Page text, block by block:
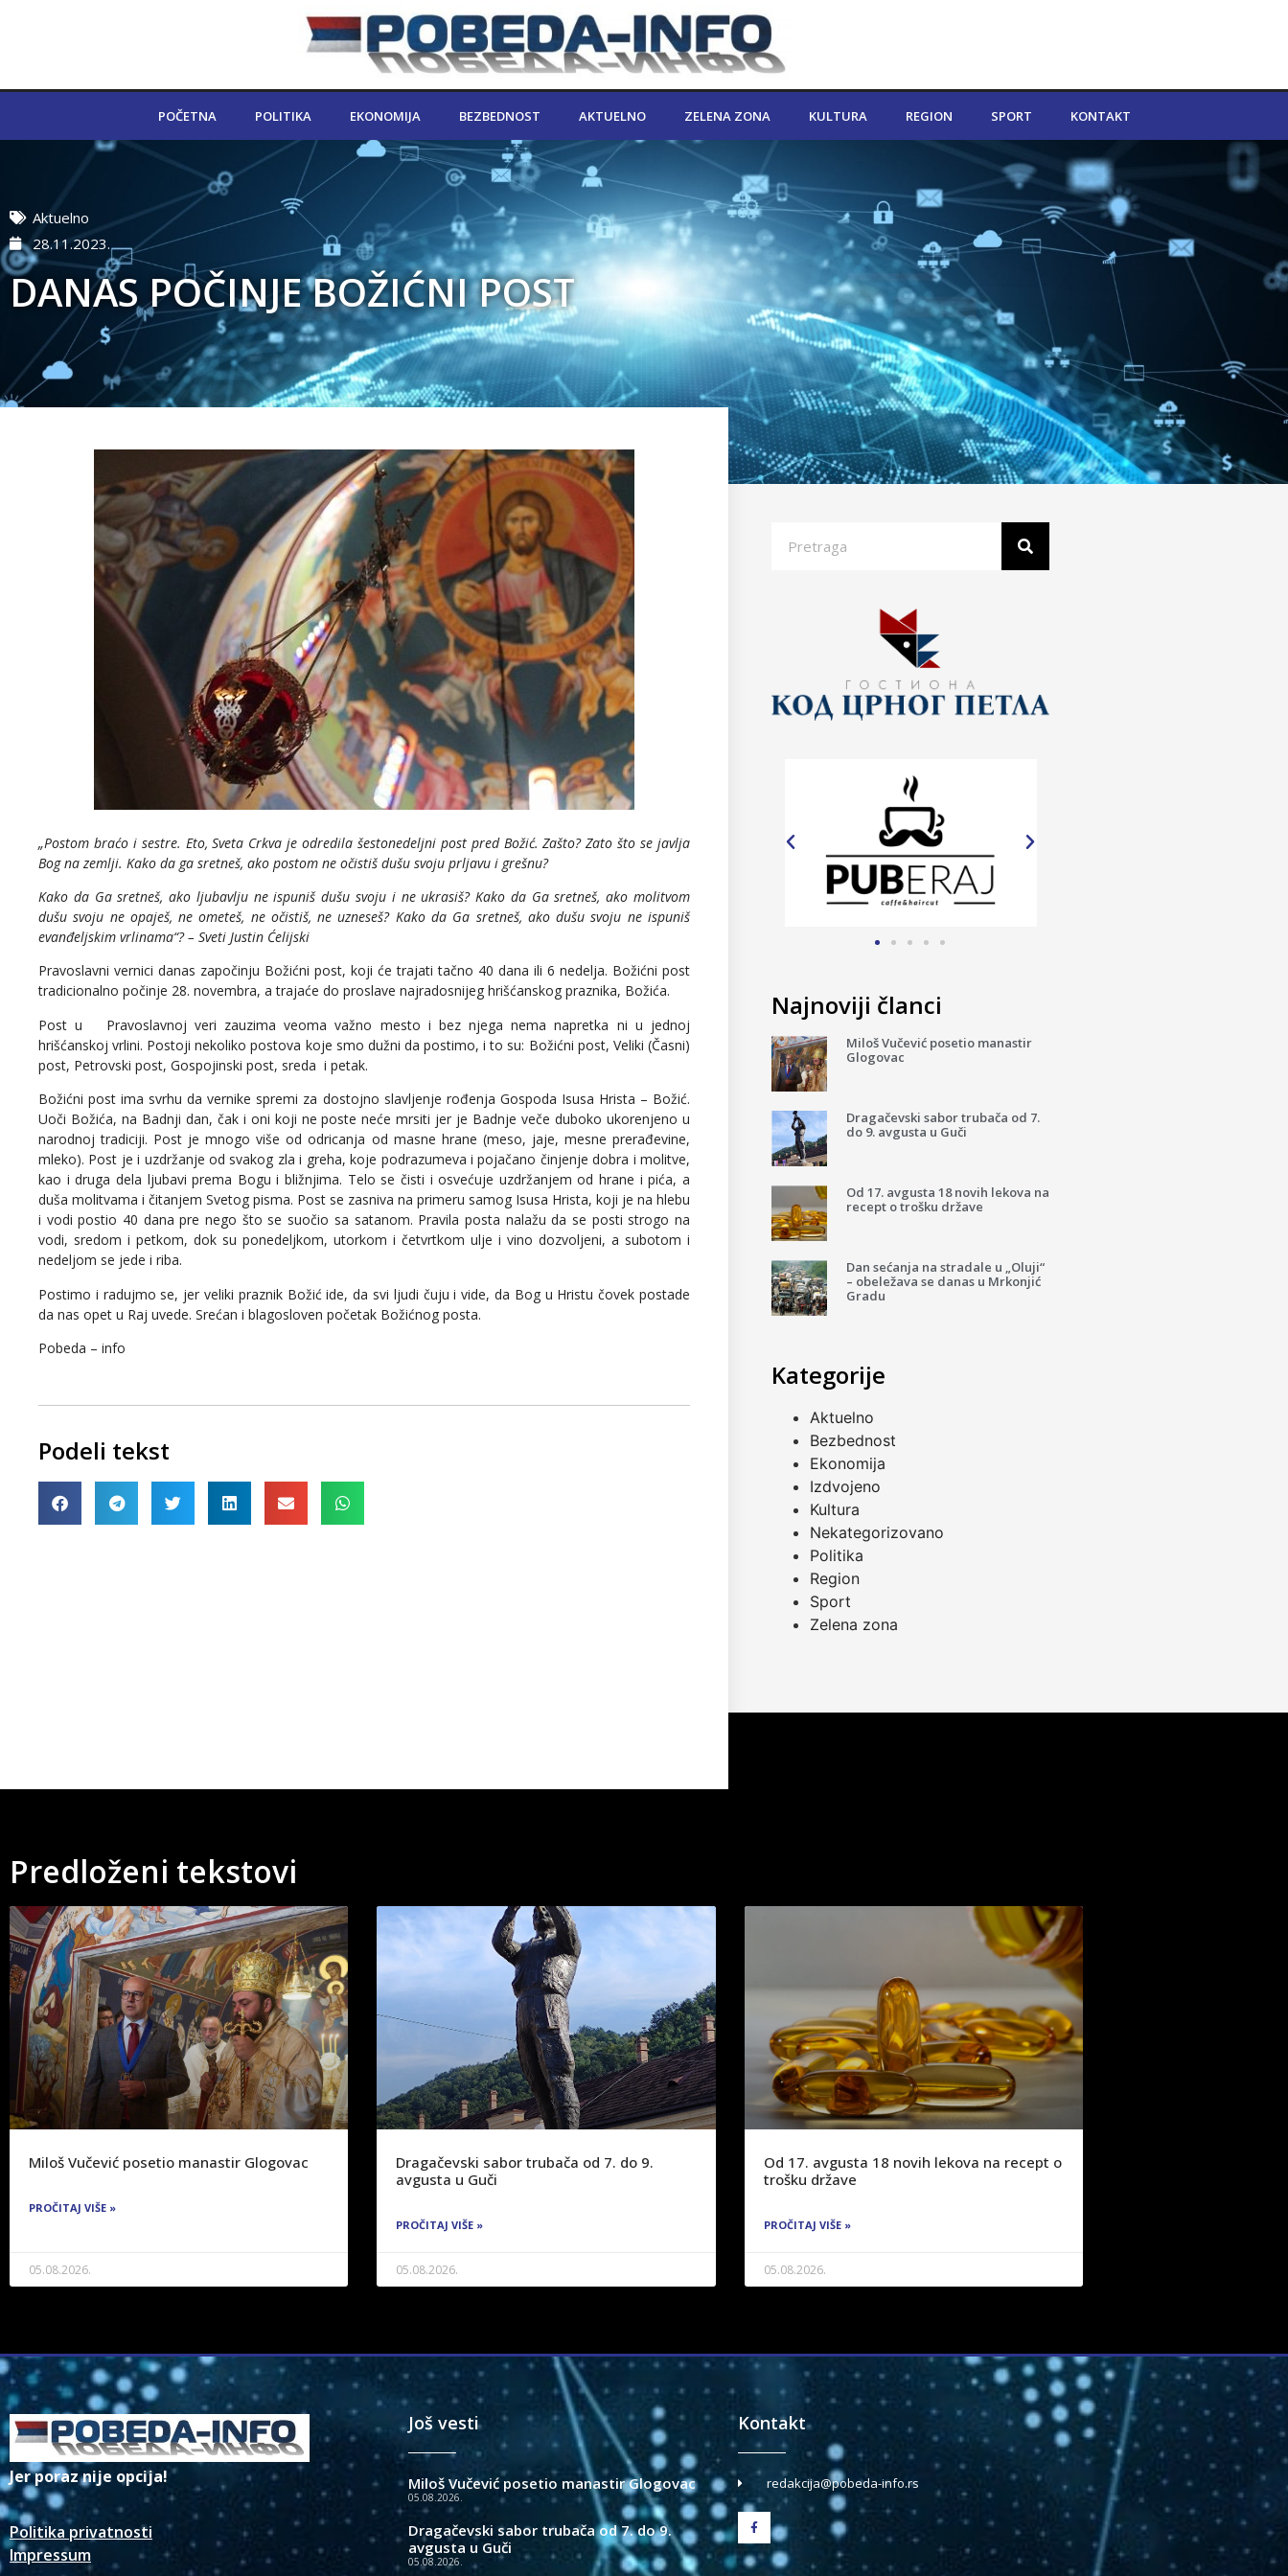
POČETNA POLITIKA EKONOMIJA BEZBEDNOST AKTUELNO ZELENA ZONA KULTURA REGION SPORT KONTAKT
Aktuelno
28.11.2023.
DANAS POČINJE BOŽIĆNI POST
„Postom braćo i sestre. Eto, Sveta Crkva je odredila šestonedeljni post pred Božić. Zašto? Zato što se javlja
Bog na zemlji. Kako da ga sretneš, ako postom ne očistiš dušu svoju prljavu i grešnu?
Kako da Ga sretneš, ako ljubavlju ne ispuniš dušu svoju i ne ukrasiš? Kako da Ga sretneš, ako molitvom
dušu svoju ne opaješ, ne ometeš, ne očistiš, ne uzneseš? Kako da Ga sretneš, ako dušu svoju ne ispuniš
evanđeljskim vrlinama“? – Sveti Justin Ćelijski
Pravoslavni vernici danas započinju Božićni post, koji će trajati tačno 40 dana ili 6 nedelja. Božićni post
tradicionalno počinje 28. novembra, a trajaće do proslave najradosnijeg hrišćanskog praznika, Božića.
Post u Pravoslavnoj veri zauzima veoma važno mesto i bez njega nema napretka ni u jednoj
hrišćanskoj vrlini. Postoji nekoliko postova koje smo dužni da postimo, i to su: Božićni post, Veliki (Časni)
post, Petrovski post, Gospojinski post, sreda i petak.
Božićni post ima svrhu da vernike spremi za dostojno slavljenje rođenja Gospoda Isusa Hrista – Božić.
Uoči Božića, na Badnji dan, čak i oni koji ne poste neće mrsiti jer je Badnje veče duboko ukorenjeno u
narodnoj tradiciji. Post je mnogo više od odricanja od masne hrane (meso, jaje, mesne prerađevine,
mleko). Post je i uzdržanje od svakog zla i greha, koje podrazumeva i pojačano činjenje dobra i molitve,
kao i druga dela ljubavi prema Bogu i bližnjima. Telo se čisti i osvećuje uzdržanjem od hrane i pića, a
duša molitvama i čitanjem Svetog pisma. Post se zasniva na primeru samog Isusa Hrista, koji je na hlebu
i vodi postio 40 dana pre nego što se suočio sa satanom. Pravila posta nalažu da se posti strogo na
vodi, sredom i petkom, dok su ponedeljkom, utorkom i četvrtkom ulje i vino dozvoljeni, a subotom i
nedeljom se jede i riba.
Postimo i radujmo se, jer veliki praznik Božić ide, da svi ljudi čuju i vide, da Bog u Hristu čovek postade
da nas opet u Raj uvede. Srećan i blagosloven početak Božićnog posta.
Pobeda – info
Podeli tekst
Najnoviji članci
Miloš Vučević posetio manastir
Glogovac
Dragačevski sabor trubača od 7.
do 9. avgusta u Guči
Od 17. avgusta 18 novih lekova na
recept o trošku države
Dan sećanja na stradale u „Oluji“
– obeležava se danas u Mrkonjić
Gradu
Kategorije
Aktuelno
Bezbednost
Ekonomija
Izdvojeno
Kultura
Nekategorizovano
Politika
Region
Sport
Zelena zona
Predloženi tekstovi
Miloš Vučević posetio manastir Glogovac
PROČITAJ VIŠE »
05.08.2026.
Dragačevski sabor trubača od 7. do 9.
avgusta u Guči
PROČITAJ VIŠE »
05.08.2026.
Od 17. avgusta 18 novih lekova na recept o
trošku države
PROČITAJ VIŠE »
05.08.2026.
Jer poraz nije opcija!
Politika privatnosti
Impressum
Još vesti
Miloš Vučević posetio manastir Glogovac
05.08.2026.
Dragačevski sabor trubača od 7. do 9.
avgusta u Guči
05.08.2026.
Kontakt
redakcija@pobeda-info.rs